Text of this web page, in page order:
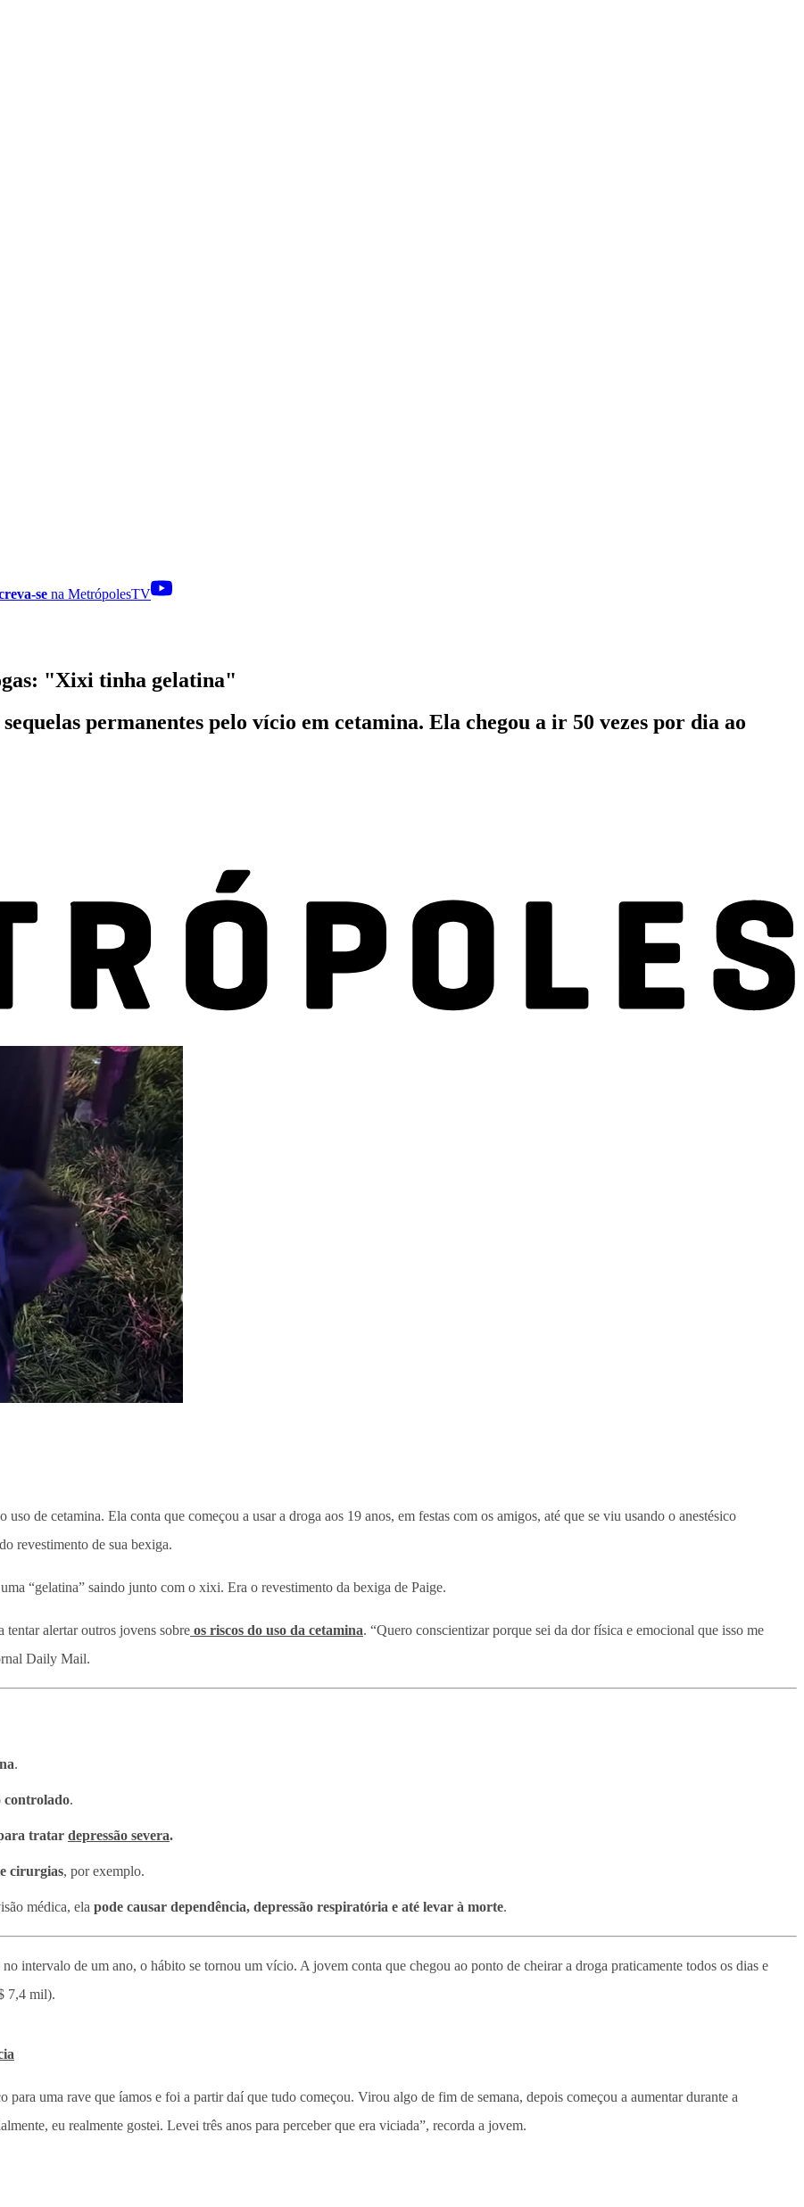
se na MetrópolesTV
"Xixi tinha gelatina"
permanentes pelo vício em cetamina. Ela chegou a ir 50 vezes por dia ao
de cetamina. Ela conta que começou a usar a droga aos 19 anos, em festas com os amigos, até que se viu usando o anestésico
revestimento de sua bexiga.
“gelatina” saindo junto com o xixi. Era o revestimento da bexiga de Paige.
tentar alertar outros jovens sobre os riscos do uso da cetamina. “Quero conscientizar porque sei da dor física e emocional que isso me
Daily Mail.
.
controlado.
tratar depressão severa.
cirurgias, por exemplo.
médica, ela pode causar dependência, depressão respiratória e até levar à morte.
intervalo de um ano, o hábito se tornou um vício. A jovem conta que chegou ao ponto de cheirar a droga praticamente todos os dias e
7,4 mil).
uma rave que íamos e foi a partir daí que tudo começou. Virou algo de fim de semana, depois começou a aumentar durante a
eu realmente gostei. Levei três anos para perceber que era viciada”, recorda a jovem.